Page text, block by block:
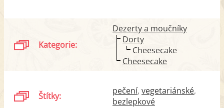
Kategorie:
Dezerty a moučníky
Dorty
Cheesecake
Cheesecake
Štítky: pečení vegetariánské
bezlepkové